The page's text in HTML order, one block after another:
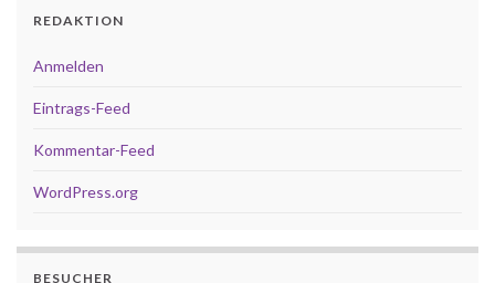
REDAKTION
Anmelden
Eintrags-Feed
Kommentar-Feed
WordPress.org
BESUCHER